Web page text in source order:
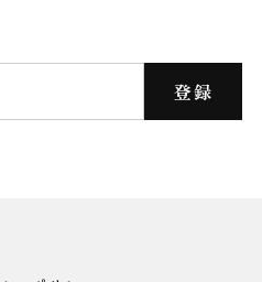
登録